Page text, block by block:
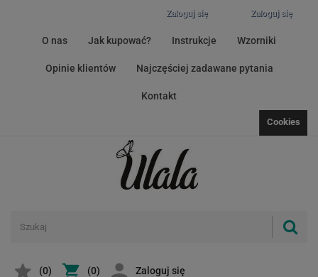
Zaloguj się
Zaloguj się
O nas Jak kupować? Instrukcje Wzorniki
Opinie klientów Najczęściej zadawane pytania
Kontakt
Cookies
(0) (0) Zaloguj się